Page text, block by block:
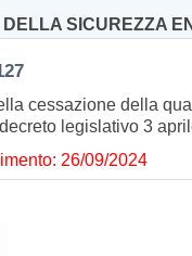
SICUREZZA
cessazione della
legislativo 3
26/09/2024